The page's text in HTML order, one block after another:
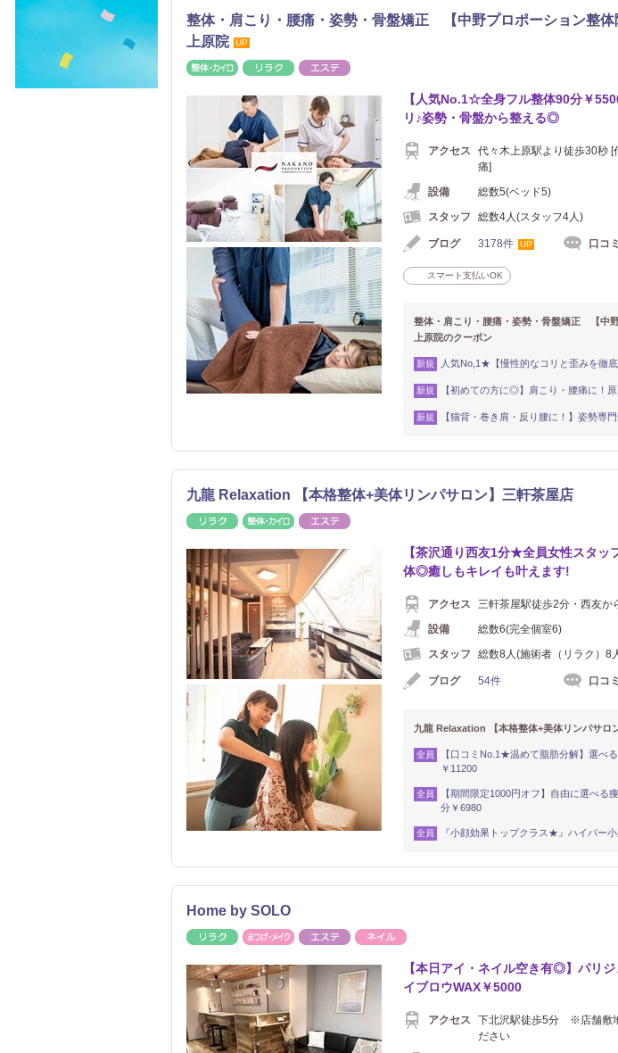
整体・肩こり・腰痛・姿勢・骨盤矯正 【中野プロポーション整
上原院
UP
整体・カイロリラク
【人気No.1☆全身フル整体90分￥
リ♪姿勢・骨盤から整える◎
アクセス
代々木上原駅より徒歩30秒 [
痛]
設備
総数5(ベッド5)
スタッフ
総数4人(スタッフ4人)
ブログ 3178件 UP 口コミ
スマート支払いOK
整体・肩こり・腰痛・姿勢・骨盤矯正 【中
上原院のクーポン
新規 人気No,1★【慢性的なコリと歪みを徹
新規 【初めての方に◎】肩こり・腰痛に！
新規 【猫背・巻き肩・反り腰に！】姿勢専
九龍 Relaxation 【本格整体+美体リンパサロン】三軒茶屋店
リラク 整体・カイロ
【茶沢通り西友1分★全員女性スタッ
体◎癒しもキレイも叶えます!
アクセス
三軒茶屋駅徒歩2分・西友か
設備
総数6(完全個室6)
スタッフ
総数8人(施術者（リラク）8
ブログ 54件 口コミ
九龍 Relaxation 【本格整体+美体リンパサロ
全員
【口コミNo.1★温めて脂肪分解】選べ
￥11200
全員
【期間限定1000円オフ】自由に選べる
分￥6980
全員 『小顔効果トップクラス★』ハイパー
Home by SOLO
リラク まつげ・メイクエステ
【本日アイ・ネイル空き有◎】パリ
イブロウWAX￥5000
アクセス
下北沢駅徒歩5分 ※店舗敷
ださい